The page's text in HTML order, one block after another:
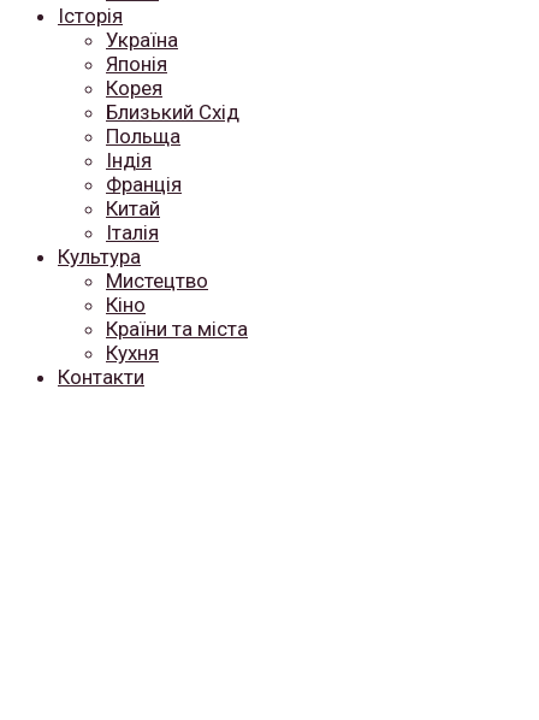
Історія
Україна
Японія
Корея
Близький Схід
Польща
Індія
Франція
Китай
Італія
Культура
Мистецтво
Кіно
Країни та міста
Кухня
Контакти